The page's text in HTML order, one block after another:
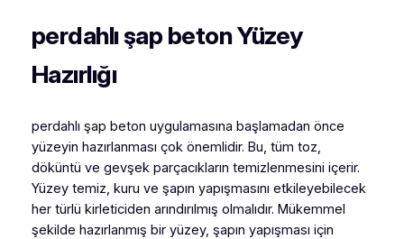
perdahlı şap beton Yüzey
Hazırlığı
perdahlı şap beton uygulamasına başlamadan önce
yüzeyin hazırlanması çok önemlidir. Bu, tüm toz,
döküntü ve gevşek parçacıkların temizlenmesini içerir.
Yüzey temiz, kuru ve şapın yapışmasını etkileyebilecek
her türlü kirleticiden arındırılmış olmalıdır. Mükemmel
şekilde hazırlanmış bir yüzey, şapın yapışması için